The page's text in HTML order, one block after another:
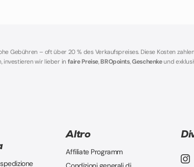
Gebühren – oft über 20 % des Verkaufspreises. Diese Kosten
investieren wir lieber in faire Preise,BROpoints,Geschenkeund
Altro
Affiliate Programm